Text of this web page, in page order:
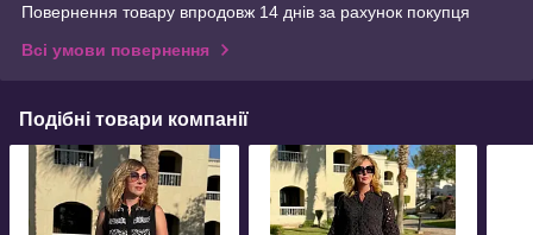
Повернення товару впродовж 14 днів за рахунок покупця
Всі умови повернення
Подібні товари компанії